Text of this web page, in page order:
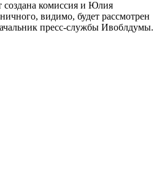
создана комиссия и Юлия
видимо, будет рассмотрен
пресс-службы Ивоблдумы.